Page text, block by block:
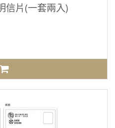
信片(一套兩入)